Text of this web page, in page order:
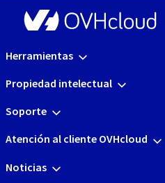
Herramientas
Propiedad intelectual
Soporte
Atención al cliente OVHcloud
Noticias